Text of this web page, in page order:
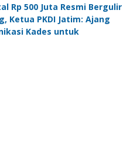
Rp 500 Juta Resmi Bergulir
Ketua PKDI Jatim: Ajang
Kades untuk